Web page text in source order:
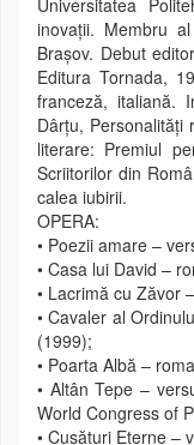
Universitatea
inovații. Membru
Brașov. Debut
Editura Tornada,
franceză, italiană.
Dârțu, Personalități
literare: Premiul
Scriitorilor din
calea iubirii.
OPERA:
• Poezii amare –
• Casa lui David –
• Lacrimă cu Zăvor
• Cavaler al
(1999);
• Poarta Albă –
• Altân Tepe –
World Congress of
• Cusături Eterne –